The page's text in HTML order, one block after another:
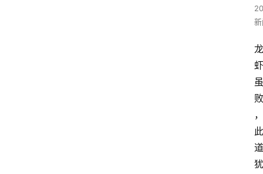
龙
虾
虽
败
，
此
道
犹